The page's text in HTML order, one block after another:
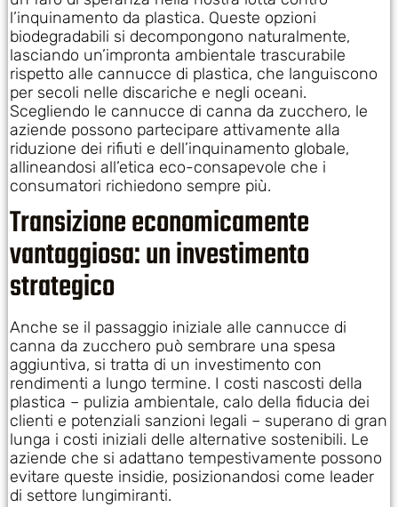
l’inquinamento da plastica. Queste opzioni
biodegradabili si decompongono naturalmente,
lasciando un’impronta ambientale trascurabile
rispetto alle cannucce di plastica, che languiscono
per secoli nelle discariche e negli oceani.
Scegliendo le cannucce di canna da zucchero, le
aziende possono partecipare attivamente alla
riduzione dei rifiuti e dell’inquinamento globale,
allineandosi all’etica eco-consapevole che i
consumatori richiedono sempre più.
Transizione economicamente
vantaggiosa: un investimento
strategico
Anche se il passaggio iniziale alle cannucce di
canna da zucchero può sembrare una spesa
aggiuntiva, si tratta di un investimento con
rendimenti a lungo termine. I costi nascosti della
plastica – pulizia ambientale, calo della fiducia dei
clienti e potenziali sanzioni legali – superano di gran
lunga i costi iniziali delle alternative sostenibili. Le
aziende che si adattano tempestivamente possono
evitare queste insidie, posizionandosi come leader
di settore lungimiranti.